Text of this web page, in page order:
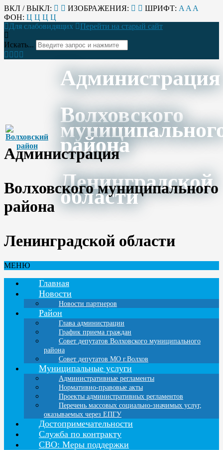
ВКЛ / ВЫКЛ: ИЗОБРАЖЕНИЯ: ШРИФТ: A A A
ФОН: Ц Ц Ц Ц
Для слабовидящих
Перейти на старый сайт
Искать...
Администрация
Волховского
района
Ленинградской
области
Администрация
Волховского муниципального
района
Ленинградской области
МЕНЮ
Главная
Новости
Новости партнеров
Район
Глава администрации
График приема граждан
Совет депутатов Волховского муниципального
района
Совет депутатов МО г.Волхов
Муниципальные услуги
Административные регламенты
Нормативно-правовые акты
Проекты административных регламентов
Перечень массовых социально-значимых услуг,
оказываемых через ЕПГУ
Достопримечательности
Служба по контракту
СВО: Меры поддержки